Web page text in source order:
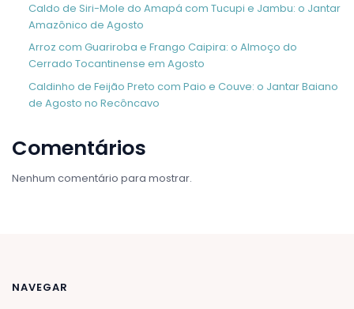
Caldo de Siri-Mole do Amapá com Tucupi e Jambu: o Jantar
Amazônico de Agosto
Arroz com Guariroba e Frango Caipira: o Almoço do
Cerrado Tocantinense em Agosto
Caldinho de Feijão Preto com Paio e Couve: o Jantar Baiano
de Agosto no Recôncavo
Comentários
Nenhum comentário para mostrar.
NAVEGAR